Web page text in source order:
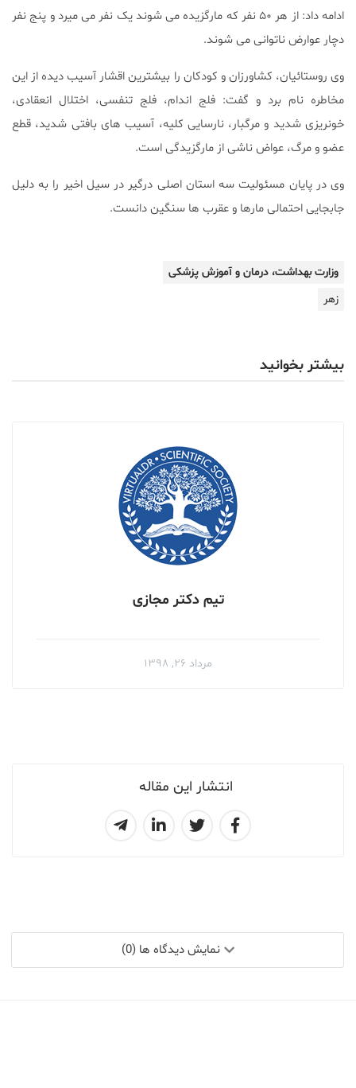
انتشار این مقاله
ادامه داد: از هر ۵۰ نفر که مارگزیده می شوند یک نفر می میرد و پنج نفر
دچار عوارض ناتوانی می شوند.
وی روستائیان، کشاورزان و کودکان را بیشترین اقشار آسیب دیده از این
مخاطره نام برد و گفت: فلج اندام، فلج تنفسی، اختلال انعقادی،
خونریزی شدید و مرگبار، نارسایی کلیه، آسیب های بافتی شدید، قطع
عضو و مرگ، عواض ناشی از مارگزیدگی است.
وی در پایان مسئولیت سه استان اصلی درگیر در سیل اخیر را به دلیل
جابجایی احتمالی مارها و عقرب ها سنگین دانست.
وزارت بهداشت، درمان و آموزش پزشکی
زهر
بیشتر بخوانید
تیم دکتر مجازی
مرداد ۲۶, ۱۳۹۸
نمایش دیدگاه ها (0)